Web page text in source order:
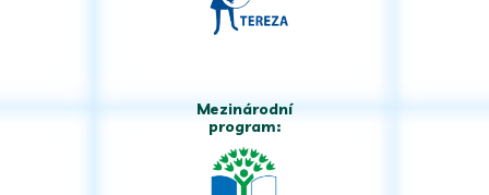
Mezinárodní
program: